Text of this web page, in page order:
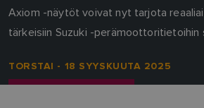
Axiom -näytöt voivat nyt tarjota
tärkeisiin Suzuki -perämoottoritietoihin
TORSTAI - 18 SYYSKUUTA 2025